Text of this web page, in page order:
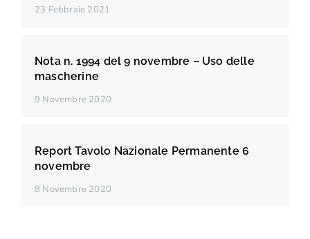
23 Febbraio 2021
Nota n. 1994 del 9 novembre – Uso delle
mascherine
9 Novembre 2020
Report Tavolo Nazionale Permanente 6
novembre
8 Novembre 2020